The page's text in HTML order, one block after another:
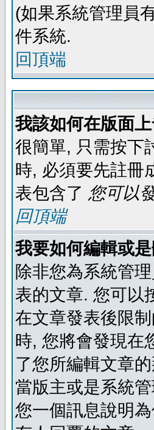
(如果系統管理員
件系統.
回頂端
我該如何在版面
很簡單, 只需按下
時, 必須要先註冊
表包含了 您可以
回頂端
我要如何編輯或
除非您為系統管
表的文章. 您可以
在文章發表後限
時, 您將會發現在
了您所編輯文章
當版主或是系統
您一個訊息說明